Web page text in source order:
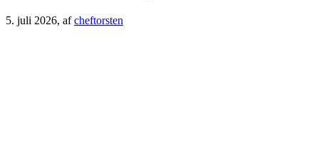
5. juli 2026, afcheftorsten